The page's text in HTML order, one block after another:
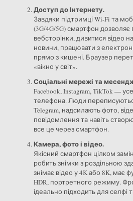
Доступ до Інтернету.
Завдяки підтримці Wi-Fi та
(3G/4G/5G) смартфон дозволяє
вебсторінки, дивитися відео
новини, працювати з
прямо з кишені. Браузер
«вікно у світ».
Соціальні мережі та
Facebook, Instagram, TikTok —
телефона. Люди
Telegram, надсилають фото,
повідомлення та навіть
все це через смартфон.
Камера, фото і відео.
Якісний смартфон цілком
робить знімки з роздільною
знімає відео у 4K або 8K, має
HDR, портретного режиму.
ідеально підходить для селфі